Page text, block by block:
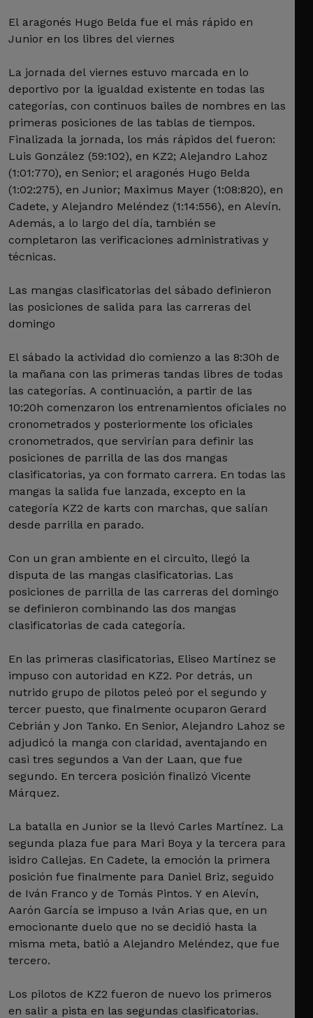
El aragonés Hugo Belda fue el más rápido en
Junior en los libres del viernes
La jornada del viernes estuvo marcada en lo
deportivo por la igualdad existente en todas las
categorías, con continuos bailes de nombres en las
primeras posiciones de las tablas de tiempos.
Finalizada la jornada, los más rápidos del fueron:
Luis González (59:102), en KZ2; Alejandro Lahoz
(1:01:770), en Senior; el aragonés Hugo Belda
(1:02:275), en Junior; Maximus Mayer (1:08:820), en
Cadete, y Alejandro Meléndez (1:14:556), en Alevín.
Además, a lo largo del día, también se
completaron las verificaciones administrativas y
técnicas.
Las mangas clasificatorias del sábado definieron
las posiciones de salida para las carreras del
domingo
El sábado la actividad dio comienzo a las 8:30h de
la mañana con las primeras tandas libres de todas
las categorías. A continuación, a partir de las
10:20h comenzaron los entrenamientos oficiales no
cronometrados y posteriormente los oficiales
cronometrados, que servirían para definir las
posiciones de parrilla de las dos mangas
clasificatorias, ya con formato carrera. En todas las
mangas la salida fue lanzada, excepto en la
categoría KZ2 de karts con marchas, que salían
desde parrilla en parado.
Con un gran ambiente en el circuito, llegó la
disputa de las mangas clasificatorias. Las
posiciones de parrilla de las carreras del domingo
se definieron combinando las dos mangas
clasificatorias de cada categoría.
En las primeras clasificatorias, Eliseo Martínez se
impuso con autoridad en KZ2. Por detrás, un
nutrido grupo de pilotos peleó por el segundo y
tercer puesto, que finalmente ocuparon Gerard
Cebrián y Jon Tanko. En Senior, Alejandro Lahoz se
adjudicó la manga con claridad, aventajando en
casi tres segundos a Van der Laan, que fue
segundo. En tercera posición finalizó Vicente
Márquez.
La batalla en Junior se la llevó Carles Martínez. La
segunda plaza fue para Mari Boya y la tercera para
isidro Callejas. En Cadete, la emoción la primera
posición fue finalmente para Daniel Briz, seguido
de Iván Franco y de Tomás Pintos. Y en Alevín,
Aarón García se impuso a Iván Arias que, en un
emocionante duelo que no se decidió hasta la
misma meta, batió a Alejandro Meléndez, que fue
tercero.
Los pilotos de KZ2 fueron de nuevo los primeros
en salir a pista en las segundas clasificatorias.